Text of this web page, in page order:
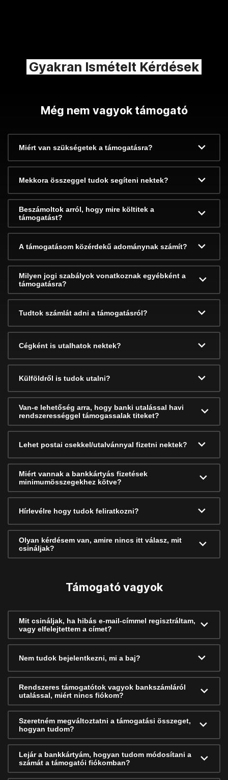
Gyakran Ismételt Kérdések
Még nem vagyok támogató
Miért van szükségetek a támogatásra?
Mekkora összeggel tudok segíteni nektek?
Beszámoltok arról, hogy mire költitek a
támogatást?
A támogatásom közérdekű adománynak számít?
Milyen jogi szabályok vonatkoznak egyébként a
támogatásra?
Tudtok számlát adni a támogatásról?
Cégként is utalhatok nektek?
Külföldről is tudok utalni?
Van-e lehetőség arra, hogy banki utalással havi
rendszerességgel támogassalak titeket?
Lehet postai csekkel/utalvánnyal fizetni nektek?
Miért vannak a bankkártyás fizetések
minimumösszegekhez kötve?
Hírlevélre hogy tudok feliratkozni?
Olyan kérdésem van, amire nincs itt válasz, mit
csináljak?
Támogató vagyok
Mit csináljak, ha hibás e-mail-címmel regisztráltam,
vagy elfelejtettem a címet?
Nem tudok bejelentkezni, mi a baj?
Rendszeres támogatótok vagyok bankszámláról
utalással, miért nincs fiókom?
Szeretném megváltoztatni a támogatási összeget,
hogyan tudom?
Lejár a bankkártyám, hogyan tudom módosítani a
számát a támogatói fiókomban?